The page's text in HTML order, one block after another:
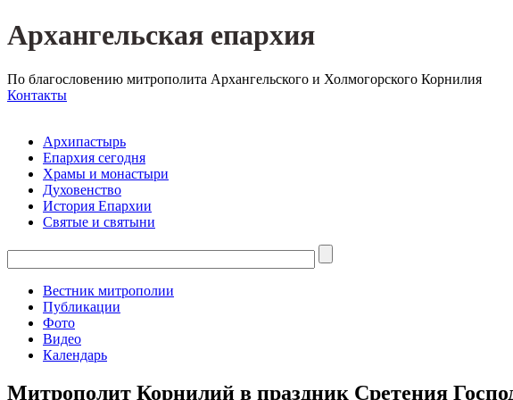
Архангельская епархия
По благословению митрополита Архангельского и Холмогорского Корнилия
Контакты
Архипастырь
Епархия сегодня
Храмы и монастыри
Духовенство
История Епархии
Святые и святыни
Вестник митрополии
Публикации
Фото
Видео
Календарь
Митрополит Корнилий в праздник Сретения